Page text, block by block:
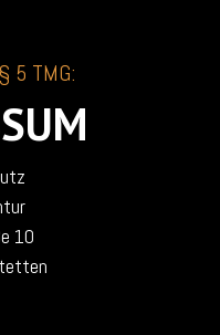
5 TMG:
10